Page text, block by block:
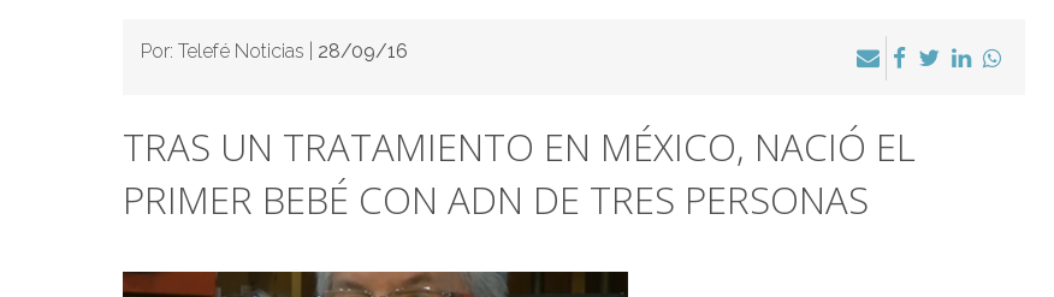
Por: Telefé Noticias | 28/09/16
TRAS UN TRATAMIENTO EN MÉXICO, NACIÓ EL
PRIMER BEBÉ CON ADN DE TRES PERSONAS